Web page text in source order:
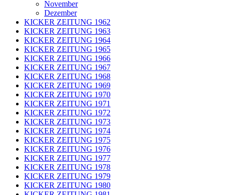
November
Dezember
KICKER ZEITUNG 1962
KICKER ZEITUNG 1963
KICKER ZEITUNG 1964
KICKER ZEITUNG 1965
KICKER ZEITUNG 1966
KICKER ZEITUNG 1967
KICKER ZEITUNG 1968
KICKER ZEITUNG 1969
KICKER ZEITUNG 1970
KICKER ZEITUNG 1971
KICKER ZEITUNG 1972
KICKER ZEITUNG 1973
KICKER ZEITUNG 1974
KICKER ZEITUNG 1975
KICKER ZEITUNG 1976
KICKER ZEITUNG 1977
KICKER ZEITUNG 1978
KICKER ZEITUNG 1979
KICKER ZEITUNG 1980